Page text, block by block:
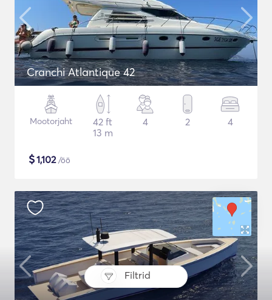
Filtrid
Cranchi Atlantique 42
Mootorjaht
42 ft
13 m
4 2 4
$1,102/öö